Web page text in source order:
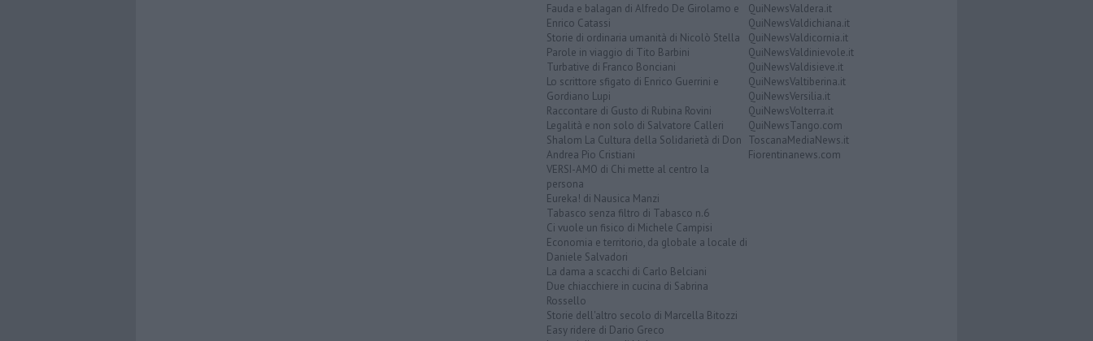
Fauda e balagan di Alfredo De Girolamo e
Enrico Catassi
Storie di ordinaria umanità di Nicolò Stella
Parole in viaggio di Tito Barbini
Turbative di Franco Bonciani
Lo scrittore sfigato di Enrico Guerrini e
Gordiano Lupi
Raccontare di Gusto di Rubina Rovini
Legalità e non solo di Salvatore Calleri
Shalom La Cultura della Solidarietà di Don
Andrea Pio Cristiani
VERSI-AMO di Chi mette al centro la
persona
Eureka! di Nausica Manzi
Tabasco senza filtro di Tabasco n.6
Ci vuole un fisico di Michele Campisi
Economia e territorio, da globale a locale di
Daniele Salvadori
La dama a scacchi di Carlo Belciani
Due chiacchiere in cucina di Sabrina
Rossello
Storie dell'altro secolo di Marcella Bitozzi
Easy ridere di Dario Greco
QuiNewsValdera.it
QuiNewsValdichiana.it
QuiNewsValdicornia.it
QuiNewsValdinievole.it
QuiNewsValdisieve.it
QuiNewsValtiberina.it
QuiNewsVersilia.it
QuiNewsVolterra.it
QuiNewsTango.com
ToscanaMediaNews.it
Fiorentinanews.com